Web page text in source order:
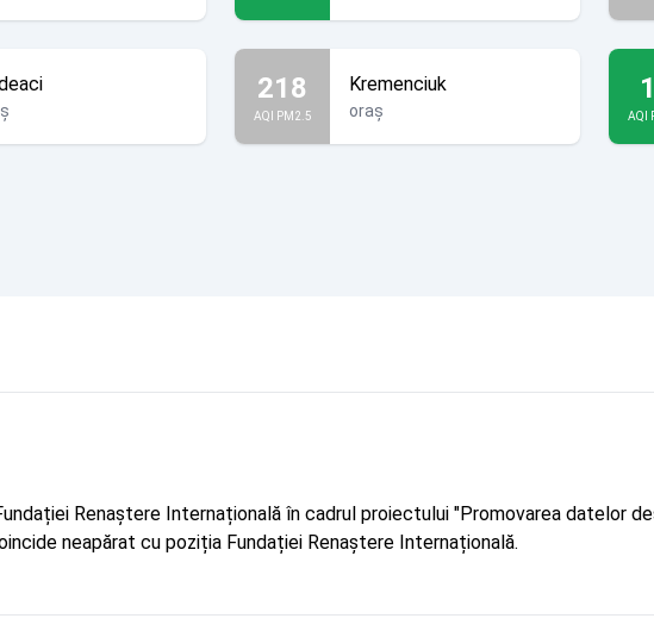
218
AQI PM2.5
Kremenciuk
oraș AQI
Renaștere Internațională în cadrul proiectului "Promovarea datelor
neapărat cu poziția Fundației Renaștere Internațională.